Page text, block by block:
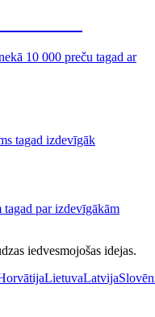
10 000 preču tagad ar
tagad izdevīgāk
par izdevīgākām
iedvesmojošas idejas.
LietuvaLatvija